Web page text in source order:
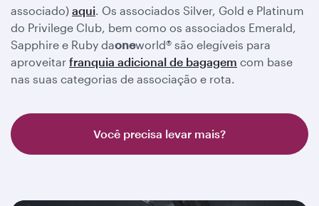
associado) aqui. Os associados Silver, Gold e Platinum
do Privilege Club, bem como os associados Emerald,
Sapphire e Ruby daoneworld® são elegíveis para
aproveitar franquia adicional de bagagem com base
nas suas categorias de associação e rota.
Você precisa levar mais?